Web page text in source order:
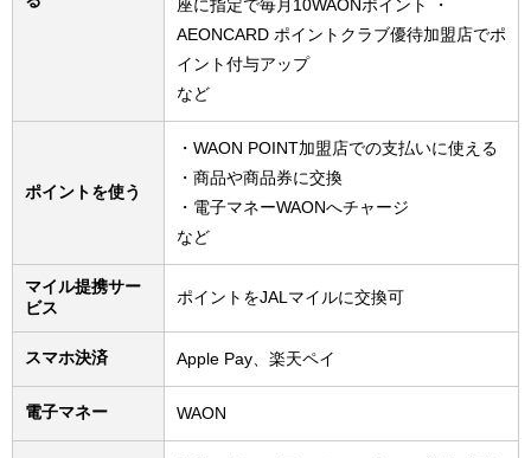
座に指定で毎月10WAONポイント ・
AEONCARD ポイントクラブ優待加盟店でポ
イント付与アップ
など
ポイントを使う
・WAON POINT加盟店での支払いに使える
・商品や商品券に交換
・電子マネーWAONへチャージ
など
マイル提携サー
ビス
ポイントをJALマイルに交換可
スマホ決済 Apple Pay、楽天ペイ
電子マネー WAON